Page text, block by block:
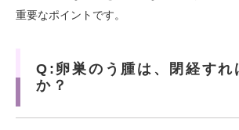
重要なポイントです。
Q:卵巣のう腫は、閉経すれ
か？